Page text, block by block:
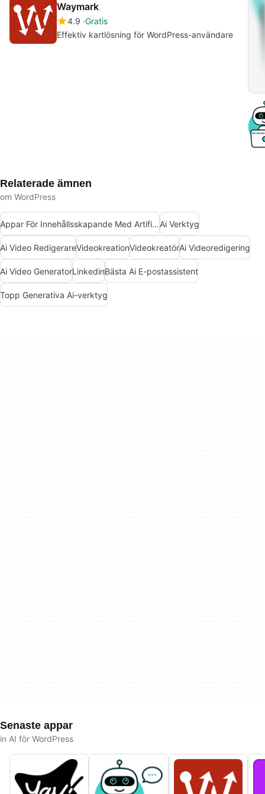
Waymark
4.9 Gratis
Effektiv kartlösning för WordPress-användare
Relaterade ämnen
om WordPress
Appar För Innehållsskapande Med Artificiell IntelligensAi Verktyg
Ai Video RedigerareVideokreationVideokreatörAi Videoredigering
Ai Video GeneratorLinkedinBästa Ai E-postassistent
Topp Generativa Ai-verktyg
Senaste appar
in AI för WordPress